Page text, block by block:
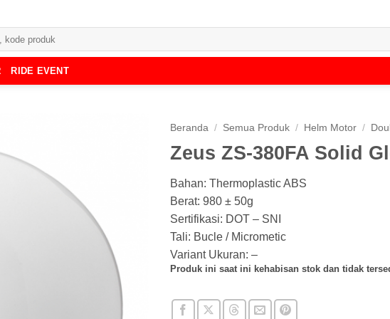
RIDE EVENT
Beranda / Semua Produk / Helm Motor /
Zeus ZS-380FA Solid
Bahan: Thermoplastic ABS
Berat: 980 ± 50g
Sertifikasi: DOT – SNI
Tali: Bucle / Micrometic
Variant Ukuran: –
Produk ini saat ini kehabisan stok dan tidak